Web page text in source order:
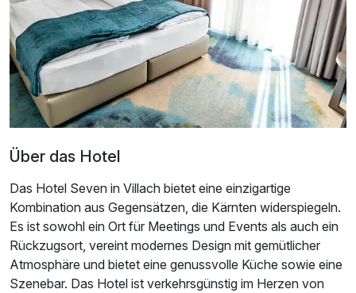
Ausstattung
Für 3 Tage p.P. ab298,00 €
Über das Hotel
Das Hotel Seven in Villach bietet eine einzigartige
Kombination aus Gegensätzen, die Kärnten widerspiegeln.
Es ist sowohl ein Ort für Meetings und Events als auch ein
Rückzugsort, vereint modernes Design mit gemütlicher
Atmosphäre und bietet eine genussvolle Küche sowie eine
Szenebar. Das Hotel ist verkehrsgünstig im Herzen von